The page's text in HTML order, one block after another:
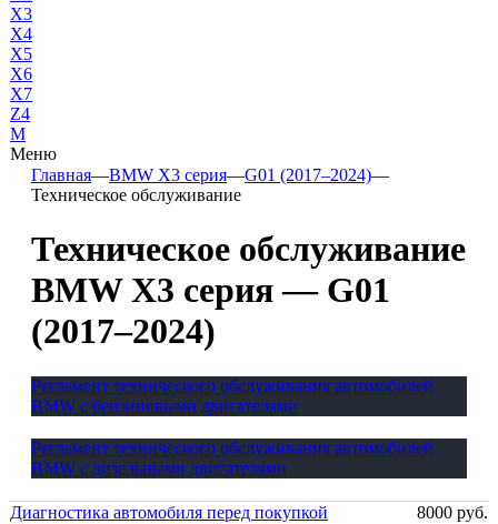
X3
X4
X5
X6
X7
Z4
М
Меню
Главная—BMW X3 серия—G01 (2017–2024)—
Техническое обслуживание
Техническое обслуживание
BMW X3 серия — G01
(2017–2024)
Регламент технического обслуживания автомобилей
BMW с бензиновыми двигателями
Регламент технического обслуживания автомобилей
BMW с дизельными двигателями
Диагностика автомобиля перед покупкой
8000 руб.